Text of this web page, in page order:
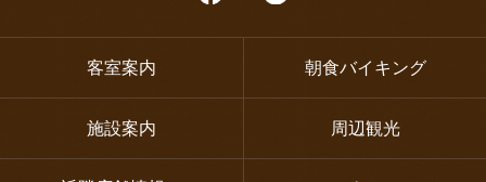
客室案内 朝食バイキング
施設案内 周辺観光